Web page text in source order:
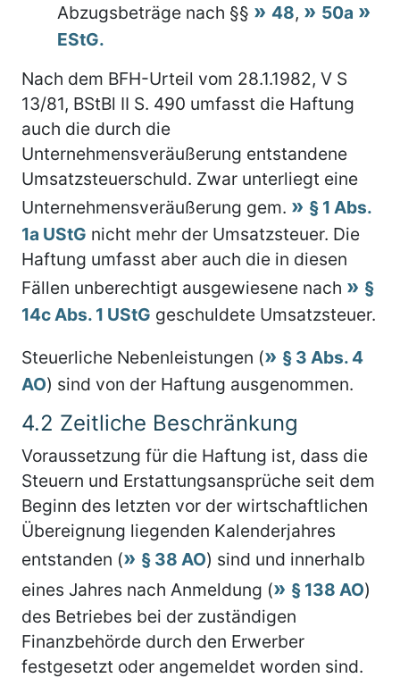
Abzugsbeträge nach §§
48,
50a
EStG.
Nach dem BFH-Urteil vom 28.1.1982, V S
13/81, BStBl II S. 490 umfasst die Haftung
auch die durch die
Unternehmensveräußerung entstandene
Umsatzsteuerschuld. Zwar unterliegt eine
Unternehmensveräußerung gem.
§ 1 Abs.
1a UStG nicht mehr der Umsatzsteuer. Die
Haftung umfasst aber auch die in diesen
Fällen unberechtigt ausgewiesene nach
§
14c Abs. 1 UStG geschuldete Umsatzsteuer.
Steuerliche Nebenleistungen (
§ 3 Abs. 4
AO) sind von der Haftung ausgenommen.
4.2 Zeitliche Beschränkung
Voraussetzung für die Haftung ist, dass die
Steuern und Erstattungsansprüche seit dem
Beginn des letzten vor der wirtschaftlichen
Übereignung liegenden Kalenderjahres
entstanden (
§ 38 AO) sind und innerhalb
eines Jahres nach Anmeldung (
§ 138 AO)
des Betriebes bei der zuständigen
Finanzbehörde durch den Erwerber
festgesetzt oder angemeldet worden sind.